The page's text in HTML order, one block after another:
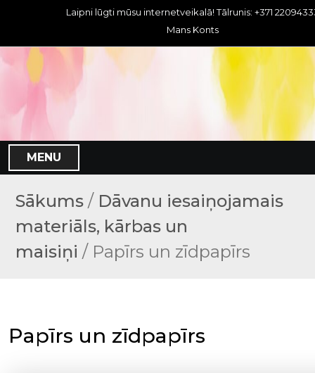
n
e
Laipni lūgti mūsu internetveikalā! Tālrunis: +371
Mans Konts
MENU
Sākums / Dāvanu iesaiņojamais
materiāls, kārbas un
maisiņi / Papīrs un zīdpapīrs
Papīrs un zīdpapīrs